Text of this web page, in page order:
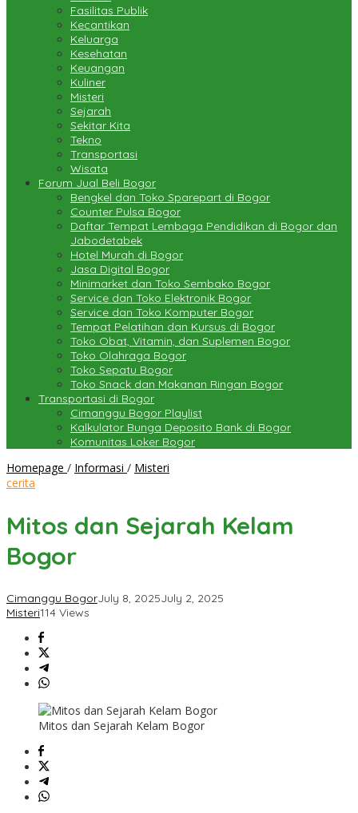
Fasilitas Publik
Kecantikan
Keluarga
Kesehatan
Keuangan
Kuliner
Misteri
Sejarah
Sekitar Kita
Tekno
Transportasi
Wisata
Forum Jual Beli Bogor
Bengkel dan Toko Sparepart di Bogor
Counter Pulsa Bogor
Daftar Tempat Lembaga Pendidikan di Bogor dan
Jabodetabek
Hotel Murah di Bogor
Jasa Digital Bogor
Minimarket dan Toko Sembako Bogor
Service dan Toko Elektronik Bogor
Service dan Toko Komputer Bogor
Tempat Pelatihan dan Kursus di Bogor
Toko Obat, Vitamin, dan Suplemen Bogor
Toko Olahraga Bogor
Toko Sepatu Bogor
Toko Snack dan Makanan Ringan Bogor
Transportasi di Bogor
Cimanggu Bogor Playlist
Kalkulator Bunga Deposito Bank di Bogor
Komunitas Loker Bogor
Homepage / Informasi / Misteri
Bogor
cerita
Mitos dan Sejarah Kelam
Bogor
Cimanggu BogorJuly 8, 2025July 2, 2025
Misteri114 Views
Mitos dan Sejarah Kelam Bogor